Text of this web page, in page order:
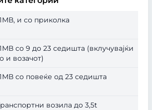
и со приколка
со 9 до 23 седишта (вклучувајќи
и возачот)
со повеќе од 23 седишта
возила до 3,5t